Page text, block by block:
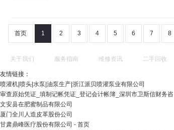
首页 1 2 3 4 5 6 7 8
关于我们 服务指南 维修资讯 二手回收
友情链接：
喷灌机|喷头|水泵|油泵生产|浙江派贝喷灌泵业有限公司
审查原始凭证_填制记帐凭证_登记会计帐簿_深圳市卫斯信财务咨
文安县在肥蜜制品有限公司
厦门全川人造皮革股份公司
甘肃鼎峰医疗股份有限公司 - 首页